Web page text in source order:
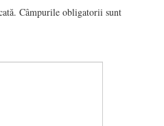
Câmpurile obligatorii sunt